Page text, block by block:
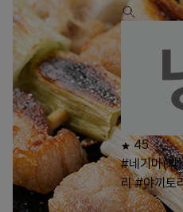
45
#네기마(파
리 #야끼토